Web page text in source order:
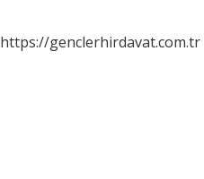
https://genclerhirdavat.com.tr